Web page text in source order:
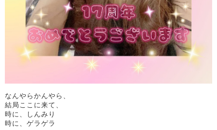
なんやらかんやら、
結局ここに来て、
時に、しんみり
時に、ゲラゲラ